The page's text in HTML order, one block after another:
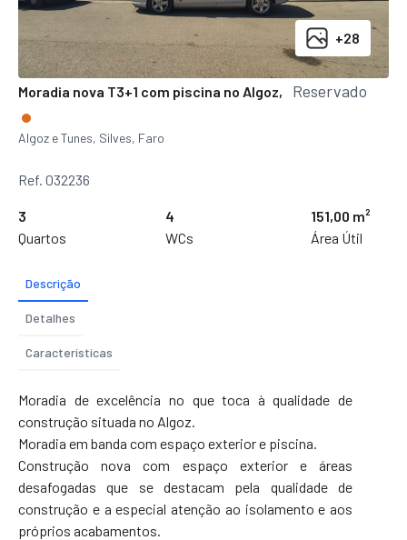
+28
Moradia nova T3+1 com piscina no Algoz, Reservado
Algoz e Tunes, Silves, Faro
Ref. 032236
3
Quartos
4
WCs
151,00 m²
Área Útil
Descrição
Detalhes
Características
Moradia de excelência no que toca à qualidade de
construção situada no Algoz.
Moradia em banda com espaço exterior e piscina.
Construção nova com espaço exterior e áreas
desafogadas que se destacam pela qualidade de
construção e a especial atenção ao isolamento e aos
próprios acabamentos.